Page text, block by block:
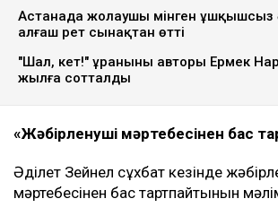
Астанада жолаушы мінген ұшқышсыз
алғаш рет сынақтан өтті
"Шал, кет!" ұранының авторы Ермек
жылға сотталды
«Жәбірленуші мәртебесінен бас
Әділет Зейнел сұхбат кезінде
мәртебесінен бас тартпайтынын